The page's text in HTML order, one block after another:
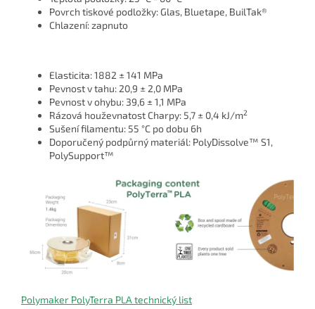
Povrch tiskové podložky: Glas, Bluetape, BuilTak®
Chlazení: zapnuto
Elasticita: 1882 ± 141 MPa
Pevnost v tahu: 20,9 ± 2,0 MPa
Pevnost v ohybu: 39,6 ± 1,1 MPa
Rázová houževnatost Charpy: 5,7 ± 0,4 kJ/m2
Sušení filamentu: 55 °C po dobu 6h
Doporučený podpůrný materiál: PolyDissolve™ S1,
PolySupport™
Polymaker PolyTerra PLA technický list